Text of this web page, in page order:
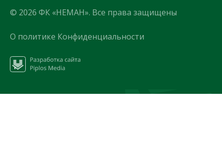
© 2026 ФК «НЕМАН». Все права защищены
О политике Конфиденциальности